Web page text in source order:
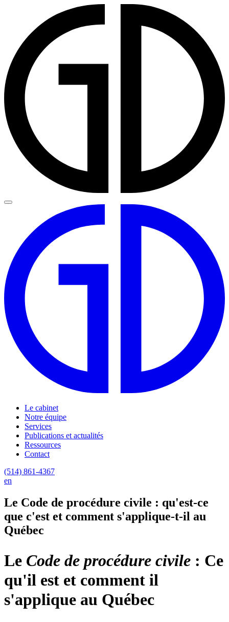
Le cabinet
Notre équipe
Services
Publications et actualités
Ressources
Contact
(514) 861-4367
en
Le Code de procédure civile : qu'est-ce
que c'est et comment s'applique-t-il au
Québec
Le Code de procédure civile : Ce
qu'il est et comment il
s'applique au Québec